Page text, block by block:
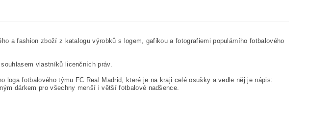
a fashion zboží z katalogu výrobků s logem, gafikou a fotografiemi populárního fotbalového
vlastníků licenčních práv.
loga fotbalového týmu FC Real Madrid, které je na kraji celé osušky a vedle něj je nápis:
dárkem pro všechny menší i větší fotbalové nadšence.